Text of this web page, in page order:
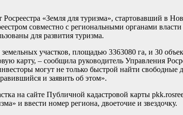
«Земля для туризма», стартовавший в
совместно с региональными органами
для развития туризма.
участков, площадью 3363080 га, и 30
карту, – сообщила руководитель Управления
могут не только быстрой найти свободные
и заявить об этом».
на сайте Публичной кадастровой карты
и ввести номер региона, двоеточие и звездочку.